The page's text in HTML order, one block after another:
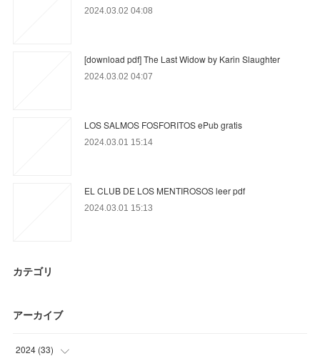
2024.03.02 04:08
[download pdf] The Last Widow by Karin Slaughter
2024.03.02 04:07
LOS SALMOS FOSFORITOS ePub gratis
2024.03.01 15:14
EL CLUB DE LOS MENTIROSOS leer pdf
2024.03.01 15:13
カテゴリ
アーカイブ
2024 (33)